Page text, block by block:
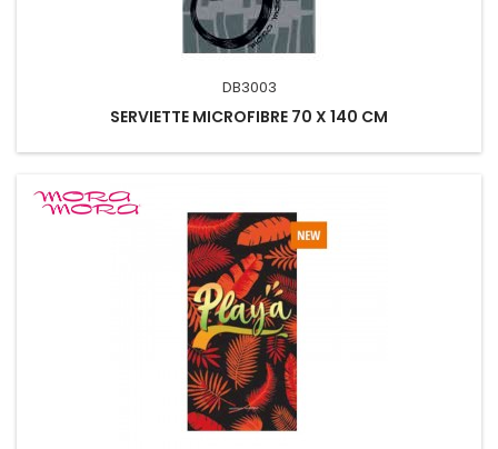
DB3003
SERVIETTE MICROFIBRE 70 X 140 CM